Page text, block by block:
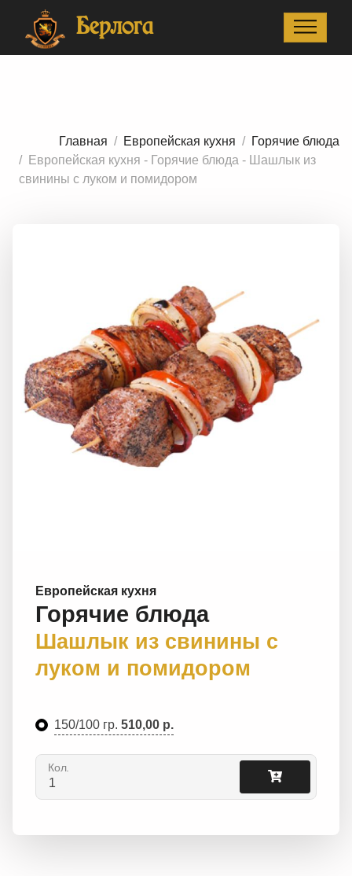
Берлога
Главная
Европейская кухня - Горячие блюда - Шашлык из
свинины с луком и помидором
Главная Европейская кухня
Горячие блюда
Европейская кухня - Горячие блюда - Шашлык из
свинины с луком и помидором
Европейская кухня
Горячие блюда
Шашлык из свинины с
луком и помидором
150/100 гр. 510,00 р.
Кол.